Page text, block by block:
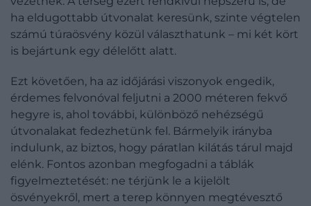
ha eldugottabb útvonalat keresünk, szinte végtelen
számú túraösvény közül választhatunk – mi két kört
is bejártunk egy délelőtt alatt.
Ezt követően, ha az időjárási viszonyok engedik,
érdemes felvonóval feljutni a 2000 méteren fekvő
hegyre is, ahol további, különböző nehézségű
útvonalakat fedezhetünk fel. Bármelyik irányba
indulunk, az biztos, hogy páratlan kilátás tárul majd
elénk. Fontos azonban megfogadni a táblák
figyelmeztetését: ne térjünk le a kijelölt
ösvényekről, mert a terep könnyen megtévesztő